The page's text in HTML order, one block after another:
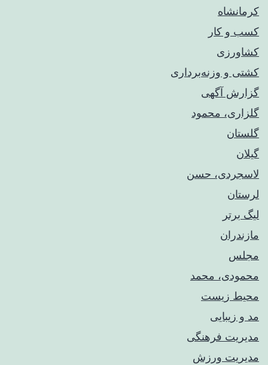
کرمانشاه
کسب و کار
کشاورزی
کشتی و وزنه‌برداری
گزارش آگهی
گلزاری، محمود
گلستان
گیلان
لاسجردی، حسن
لرستان
لیگ برتر
مازندران
مجلس
محمودی، محمد
محیط زیست
مد و زیبایی
مدیریت فرهنگی
مدیریت ورزش